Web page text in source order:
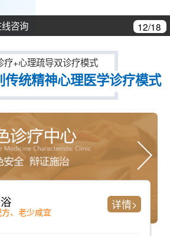
咨询 12/18
疗+心理疏导双诊疗模式
统精神心理医学诊疗模式
、老少咸宜
详情>